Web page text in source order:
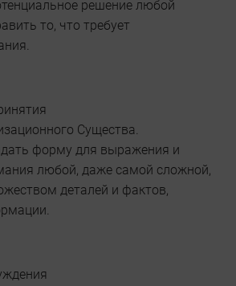
решение любой
то, что требует
Существа.
форму для выражения и
любой, даже самой сложной,
деталей и фактов,